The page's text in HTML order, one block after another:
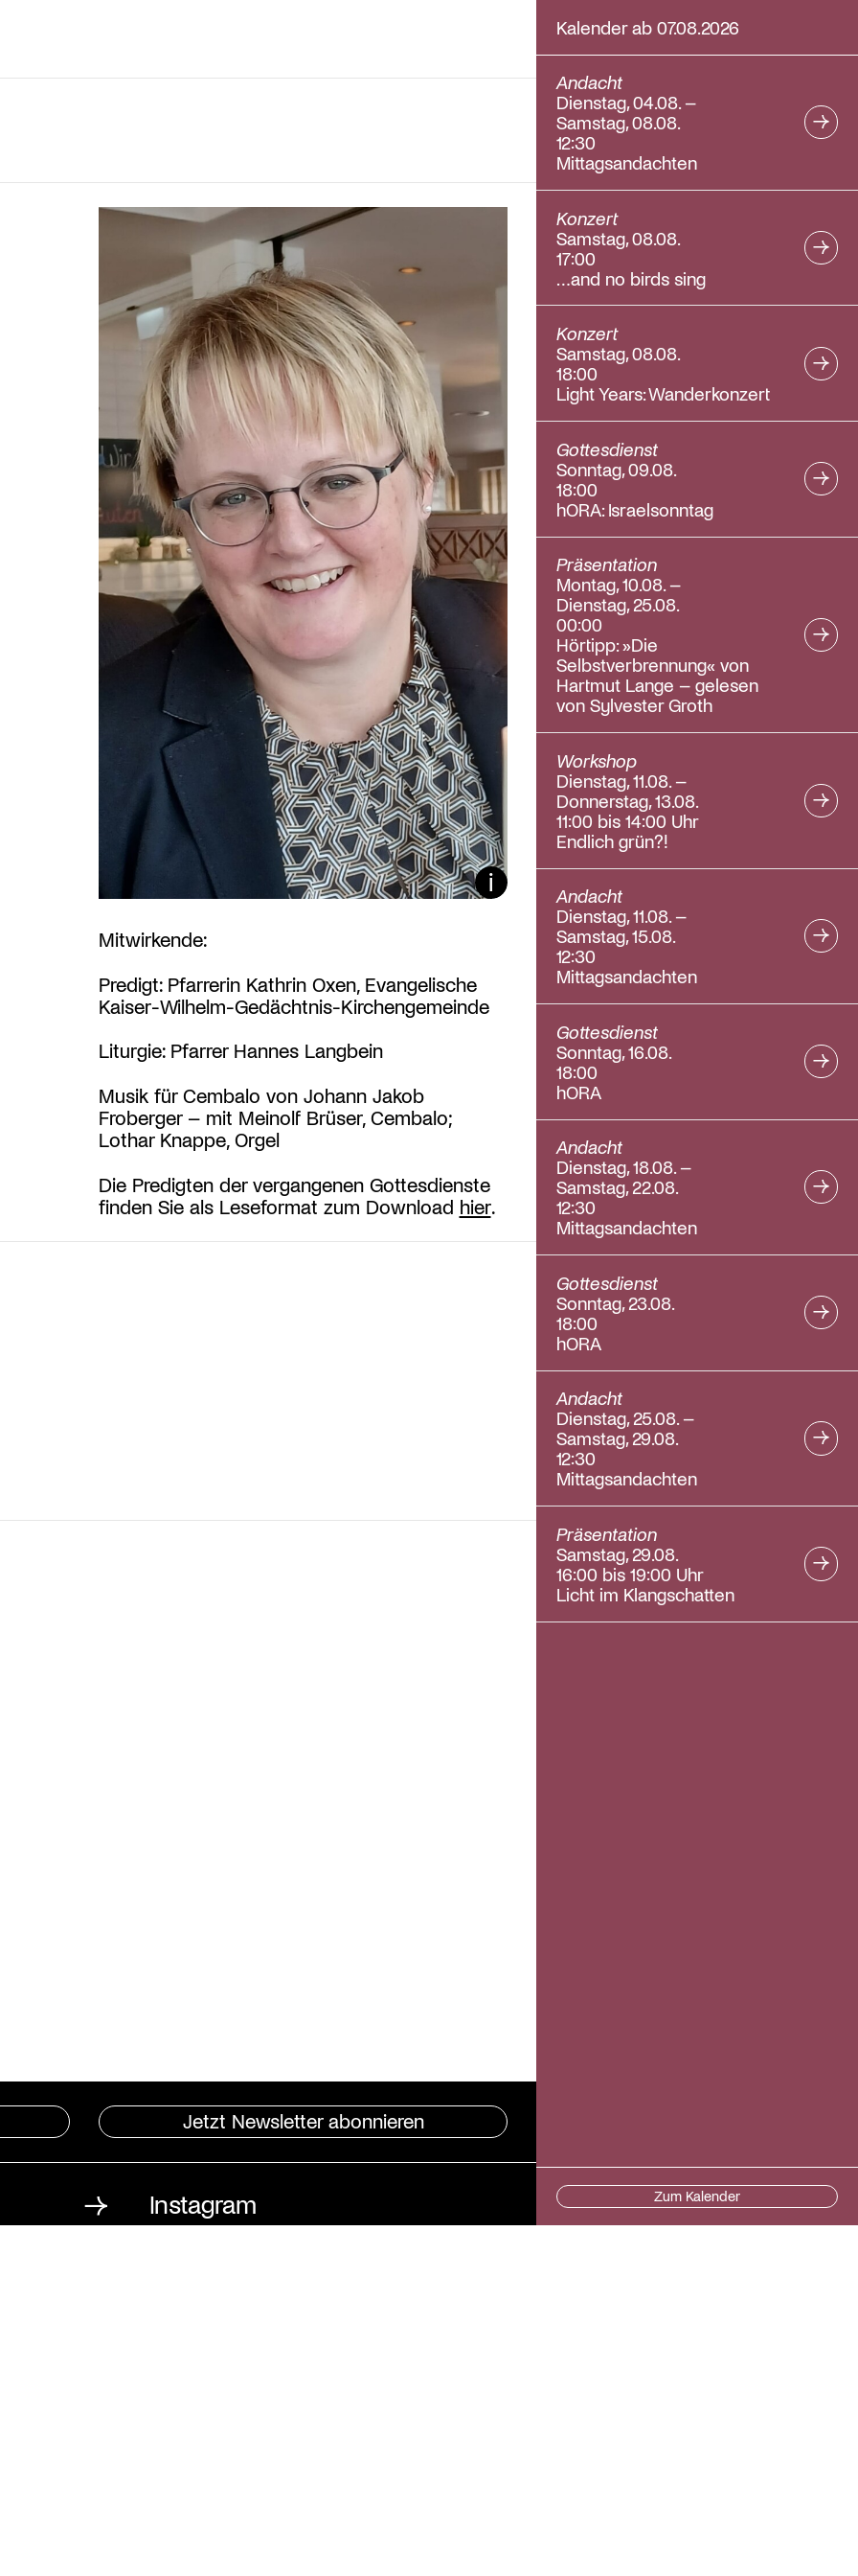
Bildunterschrift ein/
Mitwirkende:
Predigt: Pfarrerin Kathrin Oxen, Evangelische
Kaiser-Wilhelm-Gedächtnis-Kirchengemeinde
Liturgie: Pfarrer Hannes Langbein
Musik für Cembalo von Johann Jakob
Froberger – mit Meinolf Brüser, Cembalo;
Lothar Knappe, Orgel
Die Predigten der vergangenen Gottesdienste
finden Sie als Leseformat zum Download hier.
Jetzt Newsletter abonnieren
Instagram
Kalender ab 07.08.2026
Andacht
Dienstag, 04.08. –
Samstag, 08.08.
12:30
Mittagsandachten
Konzert
Samstag, 08.08.
17:00
…and no birds sing
Konzert
Samstag, 08.08.
18:00
Light Years: Wanderkonzert
Gottesdienst
Sonntag, 09.08.
18:00
hORA: Israelsonntag
Präsentation
Montag, 10.08. –
Dienstag, 25.08.
00:00
Hörtipp: »Die
Selbstverbrennung« von
Hartmut Lange – gelesen
von Sylvester Groth
Workshop
Dienstag, 11.08. –
Donnerstag, 13.08.
11:00 bis 14:00 Uhr
Endlich grün?!
Andacht
Dienstag, 11.08. –
Samstag, 15.08.
12:30
Mittagsandachten
Gottesdienst
Sonntag, 16.08.
18:00
hORA
Andacht
Dienstag, 18.08. –
Samstag, 22.08.
12:30
Mittagsandachten
Gottesdienst
Sonntag, 23.08.
18:00
hORA
Andacht
Dienstag, 25.08. –
Samstag, 29.08.
12:30
Mittagsandachten
Präsentation
Samstag, 29.08.
16:00 bis 19:00 Uhr
Licht im Klangschatten
Zum Kalender